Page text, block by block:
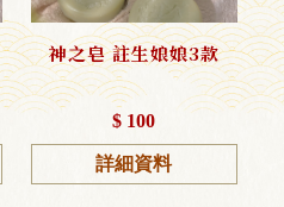
神之皂 註生娘娘3款
$ 100
詳細資料